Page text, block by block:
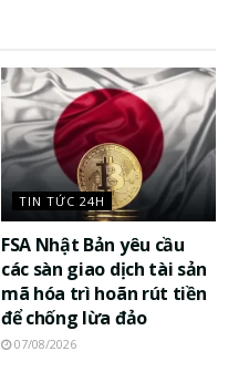
TIN TỨC 24H
FSA Nhật Bản yêu cầu
các sàn giao dịch tài sản
mã hóa trì hoãn rút tiền
để chống lừa đảo
07/08/2026